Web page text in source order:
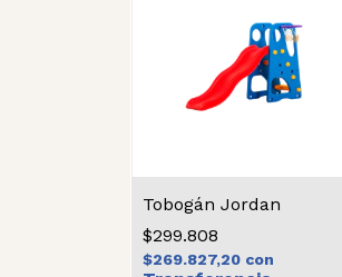
Tobogán Jordan
$299.808
$269.827,20 con